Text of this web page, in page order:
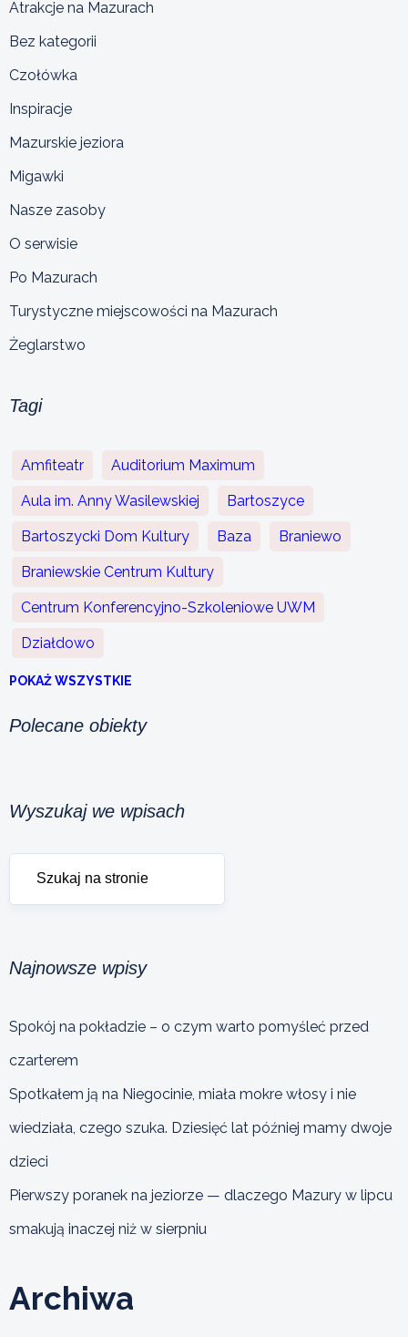
Atrakcje na Mazurach
Bez kategorii
Czołówka
Inspiracje
Mazurskie jeziora
Migawki
Nasze zasoby
O serwisie
Po Mazurach
Turystyczne miejscowości na Mazurach
Żeglarstwo
Tagi
Amfiteatr Auditorium Maximum
Aula im. Anny Wasilewskiej Bartoszyce
Bartoszycki Dom Kultury Baza Braniewo
Braniewskie Centrum Kultury
Centrum Konferencyjno-Szkoleniowe UWM
Działdowo
POKAŻ WSZYSTKIE
Polecane obiekty
Wyszukaj we wpisach
Najnowsze wpisy
Spokój na pokładzie – o czym warto pomyśleć przed
czarterem
Spotkałem ją na Niegocinie, miała mokre włosy i nie
wiedziała, czego szuka. Dziesięć lat później mamy dwoje
dzieci
Pierwszy poranek na jeziorze — dlaczego Mazury w lipcu
smakują inaczej niż w sierpniu
Archiwa